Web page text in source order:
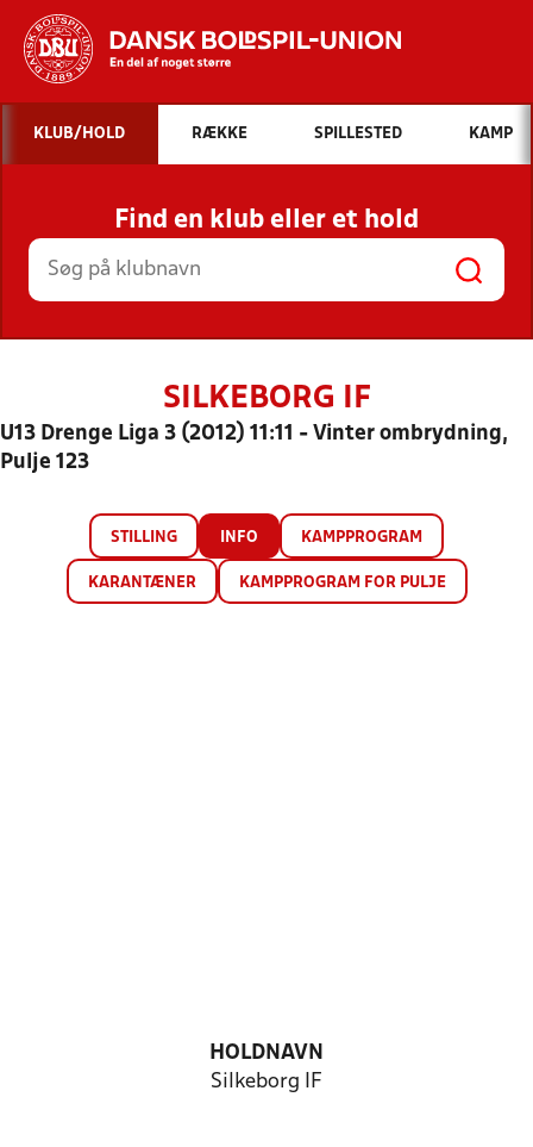
Hvad vil du søge efter?
INDHOLD OG NYHEDER
STILLINGER, RESULTATER, KLUBBER OG
HOLD
KLUB/HOLD RÆKKE SPILLESTED KAMP
Find en klub eller et hold
SILKEBORG IF
U13 Drenge Liga 3 (2012) 11:11 - Vinter ombrydning,
Pulje 123
STILLING INFO KAMPPROGRAM
KARANTÆNER KAMPPROGRAM FOR PULJE
HOLDNAVN
Silkeborg IF